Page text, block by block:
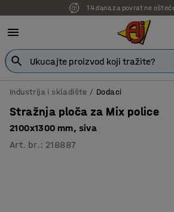
14 dana za povrat ne
Industrija i skladište Dodaci
Stražnja ploča za Mix police
2100x1300 mm, siva
Art. br. : 218887